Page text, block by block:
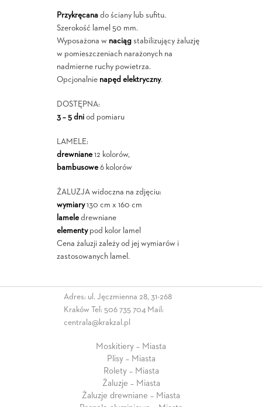
Przykręcanado ściany lub sufitu.
Szerokość lamel 50 mm.
Wyposażona w naciągstabilizujący żaluzję
w pomieszczeniach narażonych na
nadmierne ruchy powietrza.
Opcjonalnie napęd elektryczny.
DOSTĘPNA:
3 – 5 dniod pomiaru
LAMELE:
drewniane12 kolorów,
bambusowe6 kolorów
ŻALUZJA widoczna na zdjęciu:
wymiary130 cm x 160 cm
lameledrewniane
elementypod kolor lamel
Cena żaluzji zależy od jej wymiarów i
zastosowanych lamel.
Adres: ul. Jęczmienna 28, 31-268
Kraków Tel: 506 735 704 Mail:
centrala@krakzal.pl
Moskitiery – Miasta
Plisy – Miasta
Rolety – Miasta
Żaluzje – Miasta
Żaluzje drewniane – Miasta